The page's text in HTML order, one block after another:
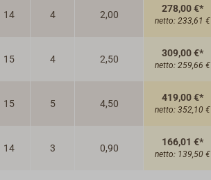
14 4 2,00
278,00 €*
netto: 233,61 €
15 4 2,50
309,00 €*
netto: 259,66 €
15 5 4,50
419,00 €*
netto: 352,10 €
14 3 0,90
166,01 €*
netto: 139,50 €